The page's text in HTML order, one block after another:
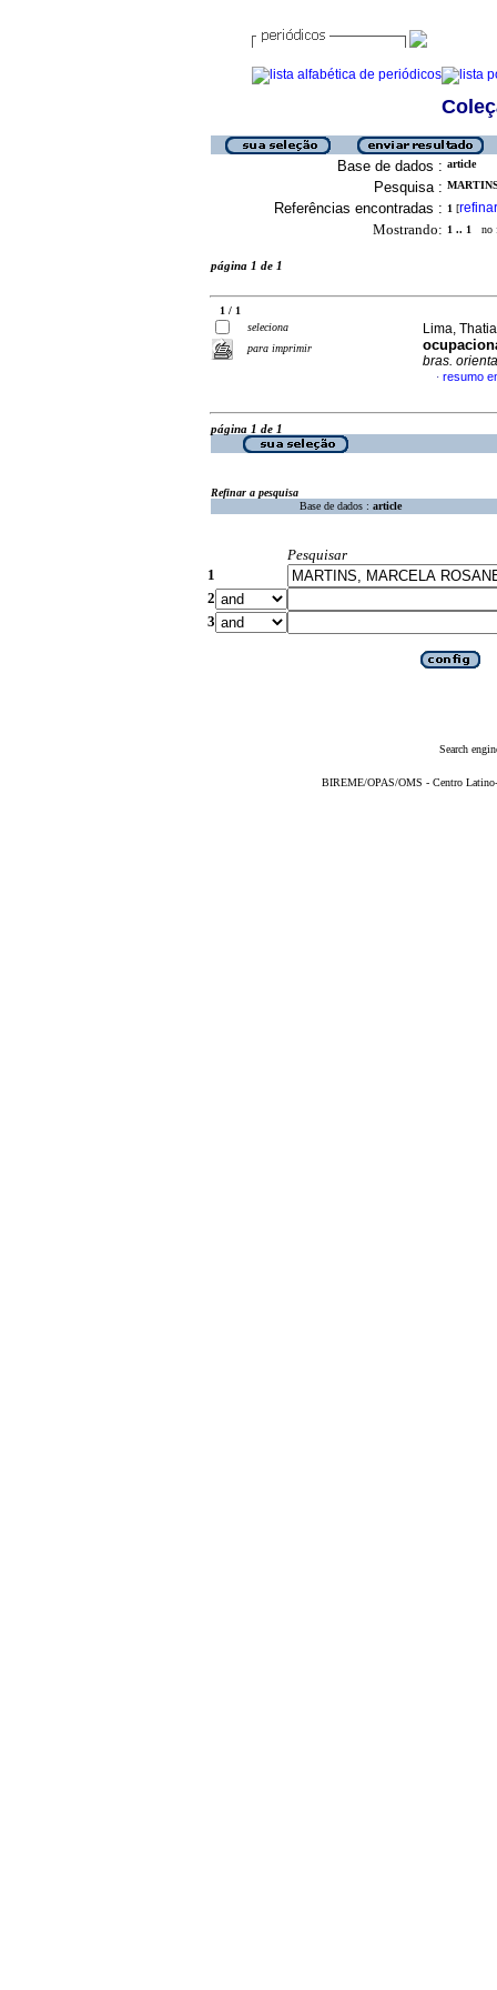
Base de dados : article
Pesquisa :
Referências encontradas : 1 [refinar
Mostrando: 1 .. 1 no
página 1 de 1
1 / 1
seleciona
para imprimir
Lima,
bras.
· resumo
página 1 de 1
Refinar a pesquisa
Base de dados : article
Pesquisar
1
2
3
Search
BIREME/OPAS/OMS - Centro Latino-